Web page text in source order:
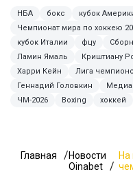
НБА бокс кубок
Чемпионат мира по хоккею
кубок Италии
фцу
Ламин Ямаль
Криштиану
Харри Кейн
Лига
Геннадий Головкин
Медиа
ЧМ-2026
Boxing хоккей
Главная
Новости
Oinabet
На